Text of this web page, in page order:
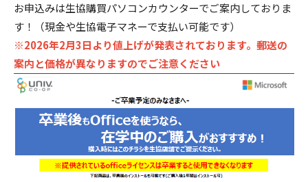
お申込みは生協購買パソコンカウンターでご案内しておりま
す！（現金や生協電子マネーで支払い可能です）
※2026年2月3日より値上げが発表されております。郵送の
案内と価格が異なりますのでご注意ください